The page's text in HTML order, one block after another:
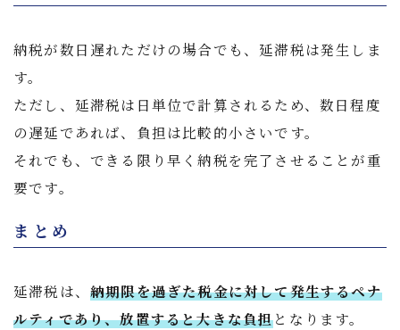
納税が数日遅れただけの場合でも、延滞税は発生しま
す。
ただし、延滞税は日単位で計算されるため、数日程度
の遅延であれば、負担は比較的小さいです。
それでも、できる限り早く納税を完了させることが重
要です。
まとめ
延滞税は、 納期限を過ぎた税金に対して発生するペナ
ルティであり、放置すると大きな負担となります。